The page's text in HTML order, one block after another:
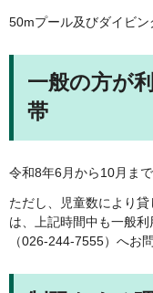
50mプール及びダイビン
一般の方が
帯
令和8年6月から10月ま
ただし、児童数により
は、上記時間中も一般
（026-244-7555）へお